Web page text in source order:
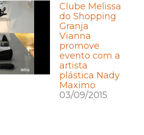
Clube Melissa
do Shopping
Granja
Vianna
promove
evento com a
artista
plástica Nady
Maximo
03/09/2015